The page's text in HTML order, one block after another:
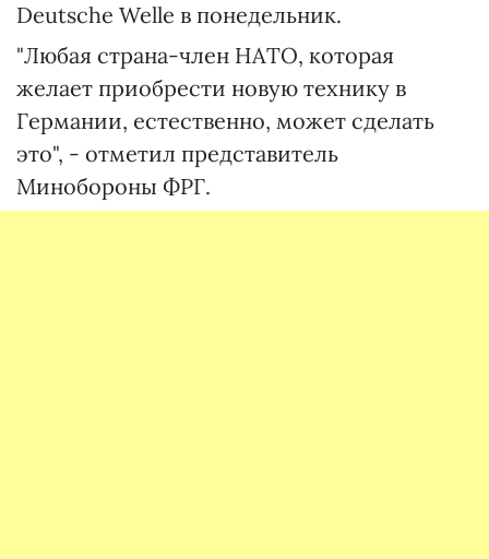
Deutsche Welle в понедельник.
"Любая страна-член НАТО, которая
желает приобрести новую технику в
Германии, естественно, может сделать
это", - отметил представитель
Минобороны ФРГ.